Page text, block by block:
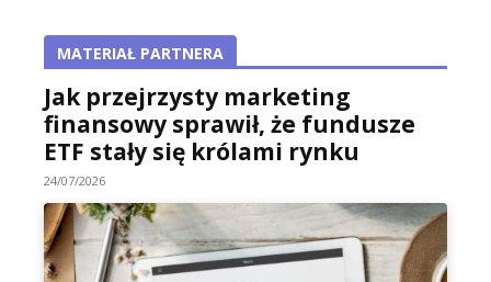
MATERIAŁ PARTNERA
Jak przejrzysty marketing
finansowy sprawił, że fundusze
ETF stały się królami rynku
24/07/2026